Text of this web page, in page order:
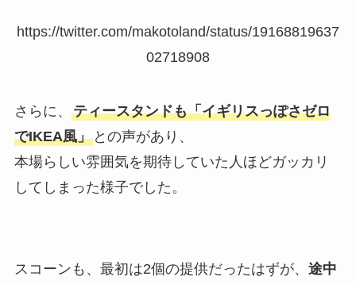
https://twitter.com/makotoland/status/19168819637
02718908
さらに、 ティースタンドも「イギリスっぽさゼロ
でIKEA風」との声があり、
本場らしい雰囲気を期待していた人ほどガッカリ
してしまった様子でした。
スコーンも、最初は2個の提供だったはずが、 途中